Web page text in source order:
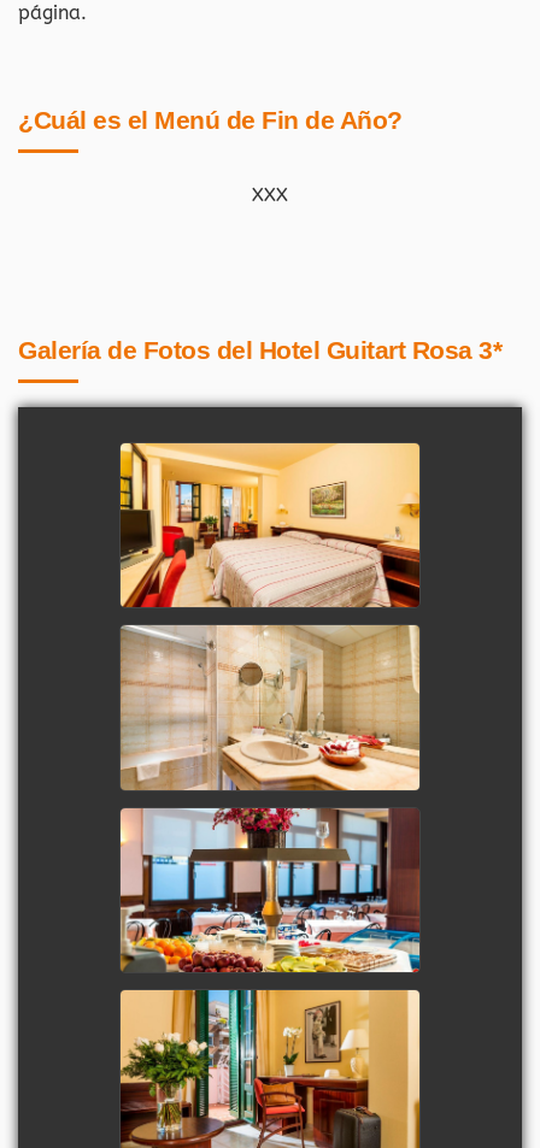
página.
¿Cuál es el Menú de Fin de Año?
XXX
Galería de Fotos del Hotel Guitart Rosa 3*